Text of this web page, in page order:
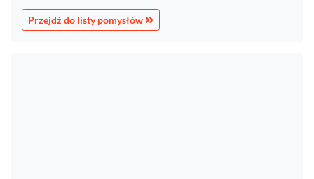
Przejdź do listy pomysłów